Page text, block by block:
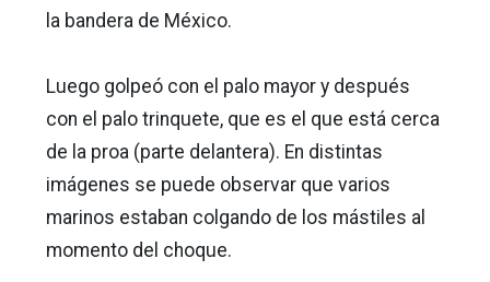
la bandera de México.
Luego golpeó con el palo mayor y después
con el palo trinquete, que es el que está cerca
de la proa (parte delantera). En distintas
imágenes se puede observar que varios
marinos estaban colgando de los mástiles al
momento del choque.